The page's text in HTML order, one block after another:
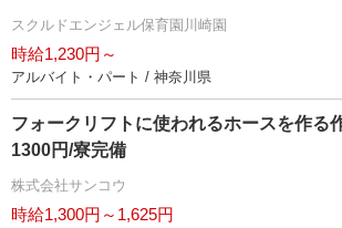
スクルドエンジェル保育園川崎園
時給1,230円～
アルバイト・パート / 神奈川県
フォークリフトに使われるホースを作る
1300円/寮完備
株式会社サンコウ
時給1,300円～1,625円